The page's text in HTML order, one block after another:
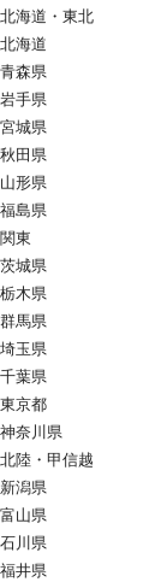
北海道・東北
北海道
青森県
岩手県
宮城県
秋田県
山形県
福島県
関東
茨城県
栃木県
群馬県
埼玉県
千葉県
東京都
神奈川県
北陸・甲信越
新潟県
富山県
石川県
福井県